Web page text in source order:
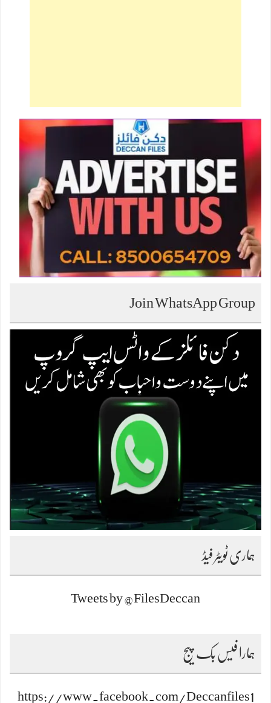
Join WhatsApp Group
ہماری ٹویٹر فیڈ
Tweets by @FilesDeccan
ہمارا فیس بک پیج
https://www.facebook.com/Deccanfiles1